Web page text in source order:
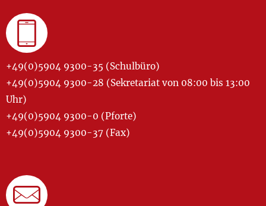
+49(0)5904 9300-35 (Schulbüro)
+49(0)5904 9300-28 (Sekretariat von 08:00 bis 13:00
Uhr)
+49(0)5904 9300-0 (Pforte)
+49(0)5904 9300-37 (Fax)